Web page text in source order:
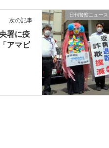
日刊警察ニュース
次の記事
署に疫
アマビ